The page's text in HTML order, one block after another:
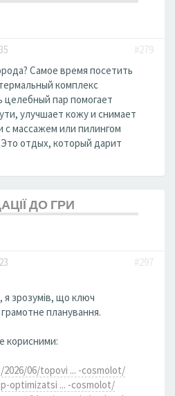
#279
Самое время посетить
комплекс
целебный пар помогает
улучшает кожу и снимает
массажем или пилингом
отдых, который дарит
ДО ГРИ
#297
я зрозумів, що ключ
планування.
корисними:
06/topovi ... -cosmolot/
optimizatsi ... -cosmolot/